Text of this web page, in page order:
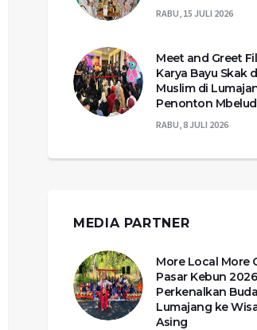
RABU, 15 JULI 2026
Meet and Greet
Karya Bayu Skak
Muslim di
Penonton
RABU, 8 JULI 2026
MEDIA PARTNER
More Local More
Pasar Kebun 2026
Perkenalkan
Lumajang ke
Asing